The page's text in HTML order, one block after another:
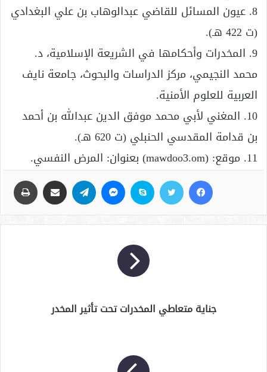
8. عيون المسائل للقاضي عبدالوهاب بن علي البغدادي
(ت 422 هـ).
9. المخدرات وأحكامها في الشريعة الإسلامية، د.
محمد النجيمي، مركز الدراسات والبحوث، جامعة نايف
العربية للعلوم الأمنية.
10. المغني لأبي محمد موفق الدين عبدالله بن أحمد
بن قدامة المقدسي الحنبلي (ت 620 هـ).
11. موقع: (mawdoo3.om) بعنوان: المرض النفسي.
جناية متعاطي المخدرات تحت تأثير المخدر